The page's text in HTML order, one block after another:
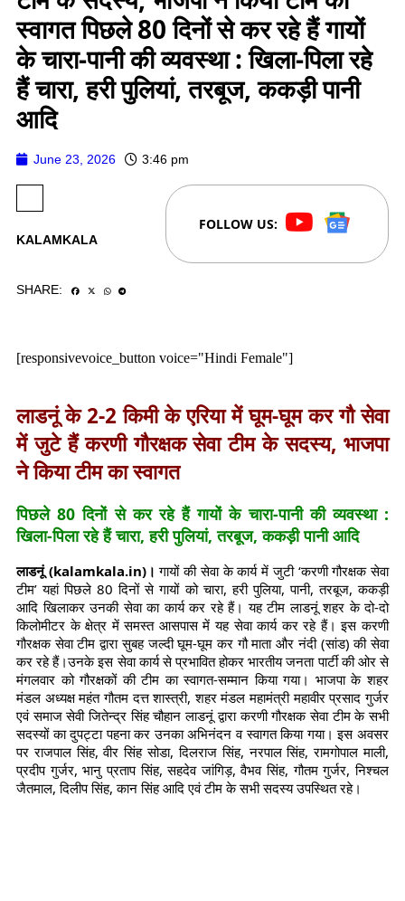
स्वागत पिछले 80 दिनों से कर रहे हैं गायों
के चारा-पानी की व्यवस्था : खिला-पिला रहे
हैं चारा, हरी पुलियां, तरबूज, ककड़ी पानी
आदि
June 23, 2026 3:46 pm
KALAMKALA
FOLLOW US:
SHARE:
[responsivevoice_button voice="Hindi Female"]
लाडनूं के 2-2 किमी के एरिया में घूम-घूम कर गौ सेवा
में जुटे हैं करणी गौरक्षक सेवा टीम के सदस्य, भाजपा
ने किया टीम का स्वागत
पिछले 80 दिनों से कर रहे हैं गायों के चारा-पानी की व्यवस्था :
खिला-पिला रहे हैं चारा, हरी पुलियां, तरबूज, ककड़ी पानी आदि
लाडनूं (kalamkala.in)। गायों की सेवा के कार्य में जुटी ‘करणी गौरक्षक सेवा
टीम’ यहां पिछले 80 दिनों से गायों को चारा, हरी पुलिया, पानी, तरबूज, ककड़ी
आदि खिलाकर उनकी सेवा का कार्य कर रहे हैं। यह टीम लाडनूं शहर के दो-दो
किलोमीटर के क्षेत्र में समस्त आसपास में यह सेवा कार्य कर रहे हैं। इस करणी
गौरक्षक सेवा टीम द्वारा सुबह जल्दी घूम-घूम कर गौ माता और नंदी (सांड) की सेवा
कर रहे हैं।उनके इस सेवा कार्य से प्रभावित होकर भारतीय जनता पार्टी की ओर से
मंगलवार को गौरक्षकों की टीम का स्वागत-सम्मान किया गया। भाजपा के शहर
मंडल अध्यक्ष महंत गौतम दत्त शास्त्री, शहर मंडल महामंत्री महावीर प्रसाद गुर्जर
एवं समाज सेवी जितेन्द्र सिंह चौहान लाडनूं द्वारा करणी गौरक्षक सेवा टीम के सभी
सदस्यों का दुपट्टा पहना कर उनका अभिनंदन व स्वागत किया गया। इस अवसर
पर राजपाल सिंह, वीर सिंह सोडा, दिलराज सिंह, नरपाल सिंह, रामगोपाल माली,
प्रदीप गुर्जर, भानु प्रताप सिंह, सहदेव जांगिड़, वैभव सिंह, गौतम गुर्जर, निश्चल
जैतमाल, दिलीप सिंह, कान सिंह आदि एवं टीम के सभी सदस्य उपस्थित रहे।